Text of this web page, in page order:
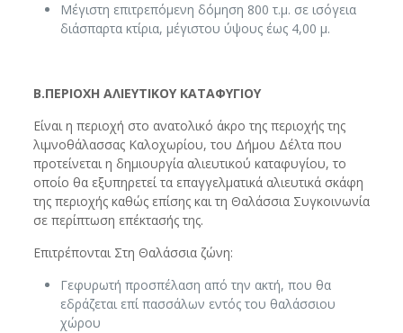
Μέγιστη επιτρεπόμενη δόμηση 800 τ.μ. σε ισόγεια
διάσπαρτα κτίρια, μέγιστου ύψους έως 4,00 μ.
Β.ΠΕΡΙΟΧΗ ΑΛΙΕΥΤΙΚΟΥ ΚΑΤΑΦΥΓΙΟΥ
Είναι η περιοχή στο ανατολικό άκρο της περιοχής της
λιμνοθάλασσας Καλοχωρίου, του Δήμου Δέλτα που
προτείνεται η δημιουργία αλιευτικού καταφυγίου, το
οποίο θα εξυπηρετεί τα επαγγελματικά αλιευτικά σκάφη
της περιοχής καθώς επίσης και τη Θαλάσσια Συγκοινωνία
σε περίπτωση επέκτασής της.
Επιτρέπονται Στη Θαλάσσια ζώνη:
Γεφυρωτή προσπέλαση από την ακτή, που θα
εδράζεται επί πασσάλων εντός του θαλάσσιου
χώρου